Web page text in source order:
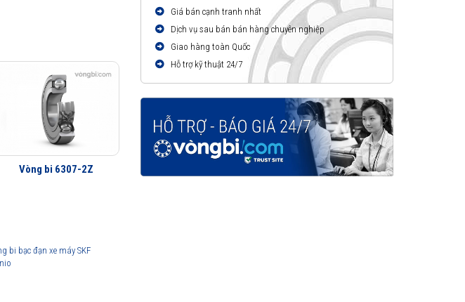
Vòng bi 6307-2Z
bi bạc đạn xe máy SKF
Giá bán cạnh tranh nhất
Dịch vụ sau bán bán hàng chuyên nghiệp
Giao hàng toàn Quốc
Hỗ trợ kỹ thuật 24/7